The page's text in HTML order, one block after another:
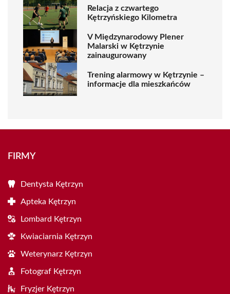
Relacja z czwartego
Kętrzyńskiego Kilometra
V Międzynarodowy Plener
Malarski w Kętrzynie
zainaugurowany
Trening alarmowy w Kętrzynie –
informacje dla mieszkańców
FIRMY
Dentysta Kętrzyn
Apteka Kętrzyn
Lombard Kętrzyn
Kwiaciarnia Kętrzyn
Weterynarz Kętrzyn
Fotograf Kętrzyn
Fryzjer Kętrzyn